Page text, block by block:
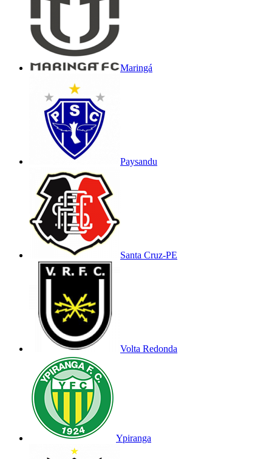
Maringá
Paysandu
Santa Cruz-PE
Volta Redonda
Ypiranga